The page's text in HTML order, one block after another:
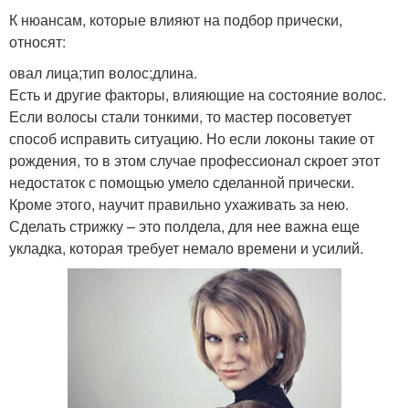
К нюансам, которые влияют на подбор прически,
относят:
овал лица;тип волос;длина.
Есть и другие факторы, влияющие на состояние волос.
Если волосы стали тонкими, то мастер посоветует
способ исправить ситуацию. Но если локоны такие от
рождения, то в этом случае профессионал скроет этот
недостаток с помощью умело сделанной прически.
Кроме этого, научит правильно ухаживать за нею.
Сделать стрижку – это полдела, для нее важна еще
укладка, которая требует немало времени и усилий.